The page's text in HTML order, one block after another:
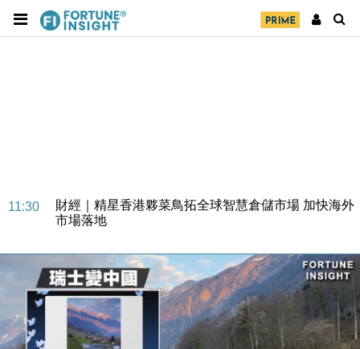
11:30
財經｜精星香港夥菜鳥拓全球智慧倉儲市場 加快海外
市場落地
13:12
國際｜特朗普赴洛杉磯高球場活動前 男子攜槍彈被捕
12:30
財經｜香港7月PMI回落至51 企業擴張放慢兼縮減人
手